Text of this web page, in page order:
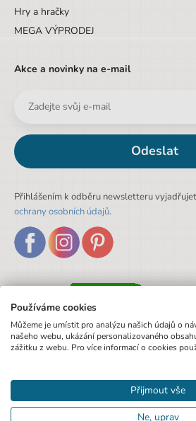
Hry a hračky
MEGA VÝPRODEJ
Akce a novinky na e-mail
Odeslat
Přihlášením k odběru newsletteru
ochrany osobních údajů.
Používáme cookies
Můžeme je umístit pro analýzu našich údajů o
našeho webu, ukázání personalizovaného
zážitku z webu. Pro více informací o cookies
Přijmout vše
Ne, uprav